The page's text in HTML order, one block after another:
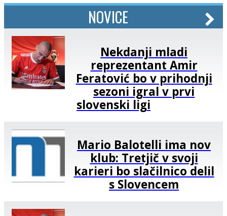
NOVICE
Nekdanji mladi
reprezentant Amir
Feratović bo v prihodnji
sezoni igral v prvi
slovenski ligi
Mario Balotelli ima nov
klub: Tretjič v svoji
karieri bo slačilnico delil
s Slovencem